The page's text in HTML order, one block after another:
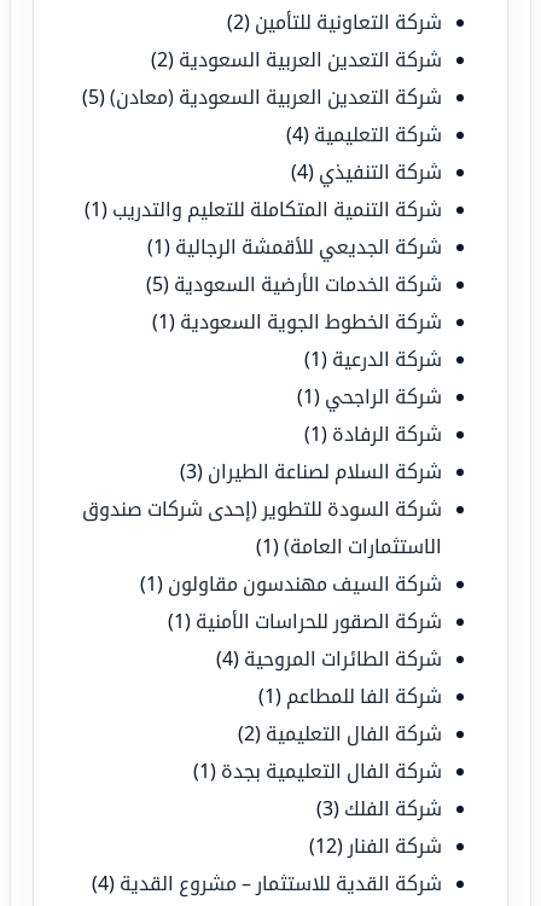
شركة التعاونية للتأمين (2)
شركة التعدين العربية السعودية (2)
شركة التعدين العربية السعودية (معادن)(5)
شركة التعليمية (4)
شركة التنفيذي (4)
شركة التنمية المتكاملة للتعليم والتدريب (1)
شركة الجديعي للأقمشة الرجالية (1)
شركة الخدمات الأرضية السعودية (5)
شركة الخطوط الجوية السعودية (1)
شركة الدرعية (1)
شركة الراجحي (1)
شركة الرفادة (1)
شركة السلام لصناعة الطيران (3)
شركة السودة للتطوير (إحدى شركات صندوق
الاستثمارات العامة)(1)
شركة السيف مهندسون مقاولون (1)
شركة الصقور للحراسات الأمنية (1)
شركة الطائرات المروحية (4)
شركة الفا للمطاعم (1)
شركة الفال التعليمية (2)
شركة الفال التعليمية بجدة (1)
شركة الفلك (3)
شركة الفنار (12)
شركة القدية للاستثمار – مشروع القدية (4)